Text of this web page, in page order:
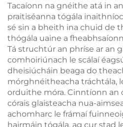
Tacaíonn na gnéithe atá in
praitiséanna tógála
sé sin a bheith ina chuid de
thógála uaine a
Tá struchtúr an phríse ar an
comhoiriúnach le scálaí
dheisiúcháin beaga do
mórghnéitheacha tráchtála,
orduithe móra. Cinntíonn an
córais glaisteacha nua-
achomharc le frámaí
hairmáin tógála, ag cur stad